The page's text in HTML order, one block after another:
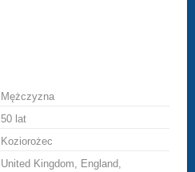
Mężczyzna
50 lat
Koziorożec
United Kingdom, England,